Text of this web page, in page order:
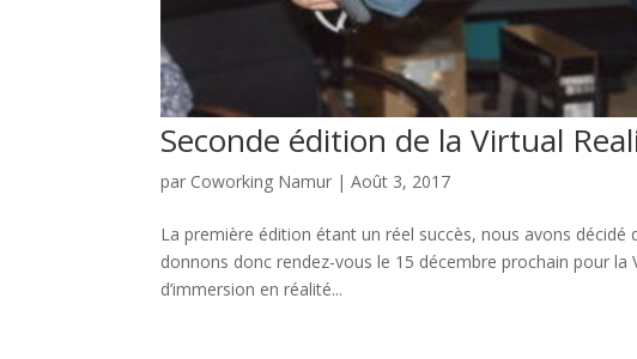
Seconde édition de la Virtual
par Coworking Namur |Août 3, 2017
La première édition étant un réel succès, nous avons décidé
donnons donc rendez-vous le 15 décembre prochain pour la
d’immersion en réalité...